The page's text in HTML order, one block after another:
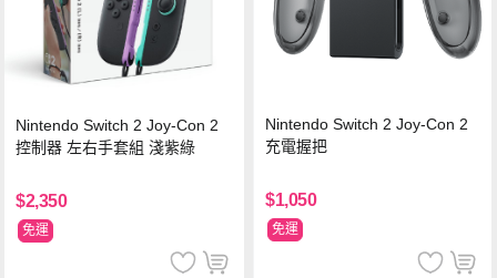
Nintendo Switch 2 Joy-Con 2
控制器 左右手套組 淺紫綠
$2,350
免運
Nintendo Switch 2 Joy-Con 2
充電握把
$1,050
免運